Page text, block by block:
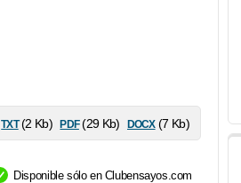
txt(2 Kb) pdf(29 Kb) docx(7 Kb)
Disponible sólo en Clubensayos.com